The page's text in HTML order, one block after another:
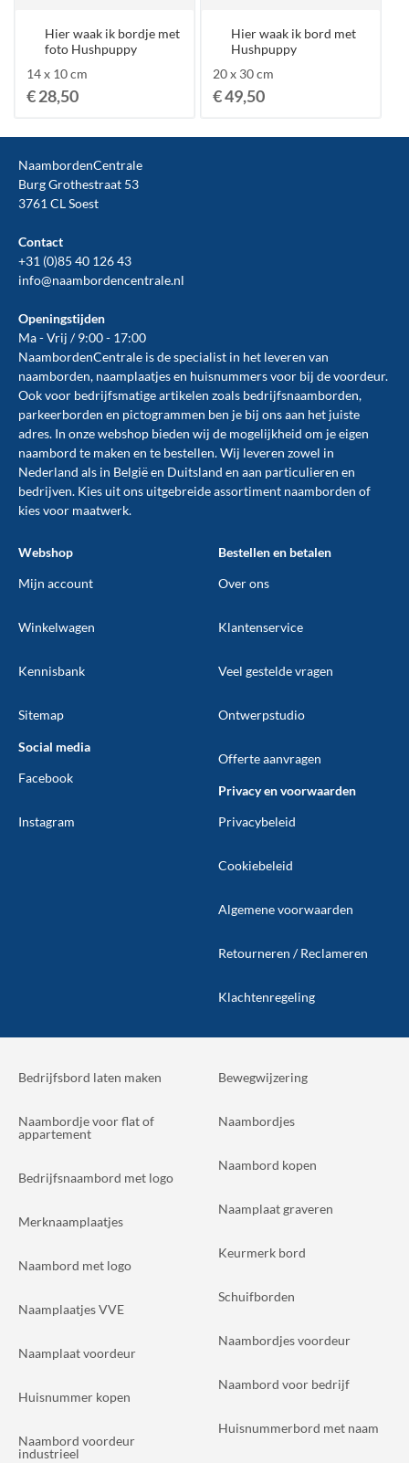
Hier waak ik bordje met
foto Hushpuppy
14 x 10 cm
€ 28,50
Hier waak ik bord met
Hushpuppy
20 x 30 cm
€ 49,50
NaambordenCentrale
Burg Grothestraat 53
3761 CL Soest
Contact
+31 (0)85 40 126 43
info@naambordencentrale.nl
Openingstijden
Ma - Vrij / 9:00 - 17:00
NaambordenCentrale is de specialist in het leveren van
naamborden, naamplaatjes en huisnummers voor bij devoordeur.
Ook voor bedrijfsmatige artikelen zoals bedrijfsnaamborden,
parkeerborden en pictogrammen ben je bij ons aan het juiste
adres. In onze webshop bieden wij de mogelijkheid om je eigen
naambord te maken en te bestellen. Wij leveren zowel in
Nederland als in België en Duitsland en aan particulieren en
bedrijven. Kies uit ons uitgebreide assortiment naamborden of
kies voor maatwerk.
Webshop
Mijn account
Winkelwagen
Kennisbank
Sitemap
Social media
Facebook
Instagram
Bestellen en betalen
Over ons
Klantenservice
Veel gestelde vragen
Ontwerpstudio
Offerte aanvragen
Privacy en voorwaarden
Privacybeleid
Cookiebeleid
Algemene voorwaarden
Retourneren / Reclameren
Klachtenregeling
Bedrijfsbord laten maken
Naambordje voor flat of
appartement
Bedrijfsnaambord met logo
Merknaamplaatjes
Naambord met logo
Naamplaatjes VVE
Naamplaat voordeur
Huisnummer kopen
Naambord voordeur
industrieel
Bewegwijzering
Naambordjes
Naambord kopen
Naamplaat graveren
Keurmerk bord
Schuifborden
Naambordjes voordeur
Naambord voor bedrijf
Huisnummerbord met naam